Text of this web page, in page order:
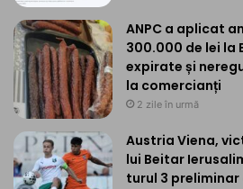
ANPC a aplicat
300.000 de lei la
expirate și
la comercianți
2 zile în urmă
Austria Viena,
lui Beitar
turul 3